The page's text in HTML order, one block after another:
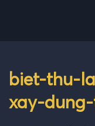
biet-thu-
xay-